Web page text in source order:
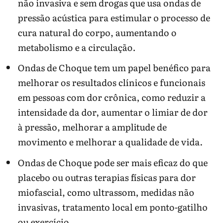
não invasiva e sem drogas que usa ondas de
pressão acústica para estimular o processo de
cura natural do corpo, aumentando o
metabolismo e a circulação.
Ondas de Choque tem um papel benéfico para
melhorar os resultados clínicos e funcionais
em pessoas com dor crônica, como reduzir a
intensidade da dor, aumentar o limiar de dor
à pressão, melhorar a amplitude de
movimento e melhorar a qualidade de vida.
Ondas de Choque pode ser mais eficaz do que
placebo ou outras terapias físicas para dor
miofascial, como ultrassom, medidas não
invasivas, tratamento local em ponto-gatilho